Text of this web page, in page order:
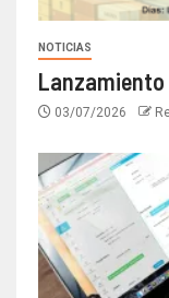
NOTICIAS
Lanzamiento
03/07/2026